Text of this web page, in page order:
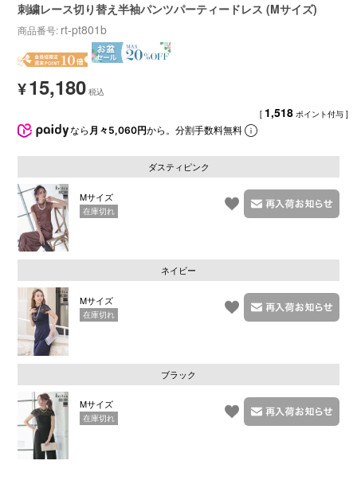
刺繍レース切り替え半袖パンツパーティードレス (Mサイズ)
商品番号 rt-pt801b
¥15,180
[ 1,518 ポイント付与 ]
なら 月々5,060円から。分割手数料無料
ダスティピンク
Mサイズ
在庫切れ
ネイビー
Mサイズ
在庫切れ
ブラック
Mサイズ
在庫切れ